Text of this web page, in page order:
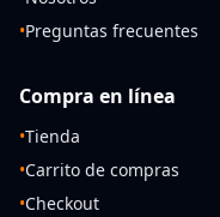
•Preguntas frecuentes
Compra en línea
•Tienda
•Carrito de compras
•Checkout